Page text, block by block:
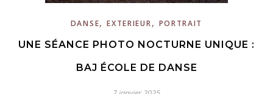
DANSE,EXTERIEUR, PORTRAIT
UNE SÉANCE PHOTO NOCTURNE UNIQUE :
BAJ ÉCOLE DE DANSE